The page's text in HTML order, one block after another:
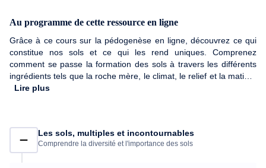
Au programme de cette ressource en ligne
Grâce à ce cours sur la pédogenèse en ligne, découvrez ce qui
constitue nos sols et ce qui les rend uniques. Comprenez
comment se passe la formation des sols à travers les différents
ingrédients tels que la roche mère, le climat, le relief et la matière
organique, mais aussi la recette de la formation du sol et
explorant l'immense domaine des sols et de leurs formations.
Lire plus
Les sols, multiples et incontournables
Comprendre la diversité et l'importance des sols